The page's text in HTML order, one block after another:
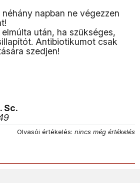
napban ne végezzen
után, ha szükséges,
Antibiotikumot csak
szedjen!
Sc.
Olvasói értékelés: nincs még értékelés